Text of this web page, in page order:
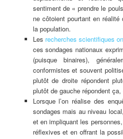
sentiment de « prendre le
ne côtoient pourtant en réalité
la population.
Les recherches scientifiques
ces sondages nationaux
(puisque binaires),
conformistes et souvent
plutôt de droite répondent
plutôt de gauche répondent
Lorsque l’on réalise des
sondages mais au niveau
et en impliquant les
réflexives et en offrant la